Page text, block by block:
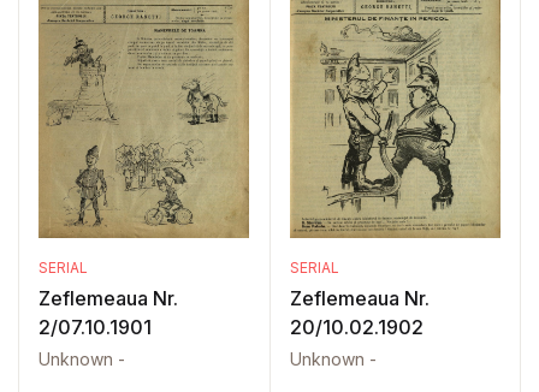
SERIAL
Zeflemeaua Nr.
2/07.10.1901
Unknown -
SERIAL
Zeflemeaua Nr.
20/10.02.1902
Unknown -